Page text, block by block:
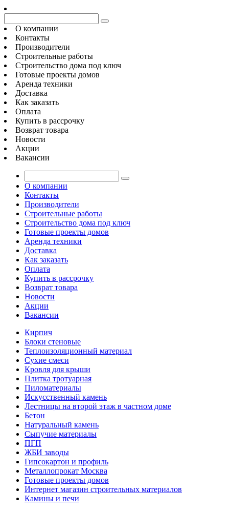
О компании
Контакты
Производители
Строительные работы
Строительство дома под ключ
Готовые проекты домов
Аренда техники
Доставка
Как заказать
Оплата
Купить в рассрочку
Возврат товара
Новости
Акции
Вакансии
О компании
Контакты
Производители
Строительные работы
Строительство дома под ключ
Готовые проекты домов
Аренда техники
Доставка
Как заказать
Оплата
Купить в рассрочку
Возврат товара
Новости
Акции
Вакансии
Кирпич
Блоки стеновые
Теплоизоляционный материал
Сухие смеси
Кровля для крыши
Плитка тротуарная
Пиломатериалы
Искусственный камень
Лестницы на второй этаж в частном доме
Бетон
Натуральный камень
Сыпучие материалы
ПГП
ЖБИ заводы
Гипсокартон и профиль
Металлопрокат Москва
Готовые проекты домов
Интернет магазин строительных материалов
Камины и печи